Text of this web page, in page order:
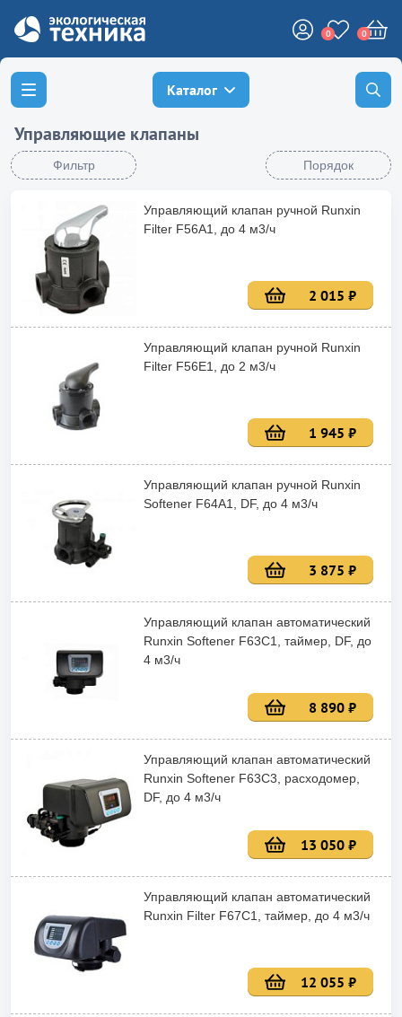
0 0
Каталог
Управляющие клапаны
Фильтр Порядок
Управляющий клапан ручной Runxin
Filter F56A1, до 4 м3/ч
2 015 ₽
Управляющий клапан ручной Runxin
Filter F56E1, до 2 м3/ч
1 945 ₽
Управляющий клапан ручной Runxin
Softener F64A1, DF, до 4 м3/ч
3 875 ₽
Управляющий клапан автоматический
Runxin Softener F63C1, таймер, DF, до
4 м3/ч
8 890 ₽
Управляющий клапан автоматический
Runxin Softener F63C3, расходомер,
DF, до 4 м3/ч
13 050 ₽
Управляющий клапан автоматический
Runxin Filter F67C1, таймер, до 4 м3/ч
12 055 ₽